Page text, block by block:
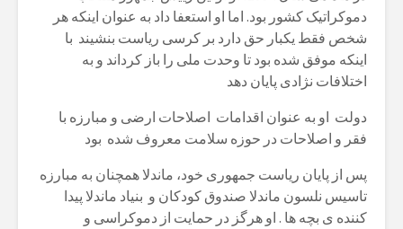
دموکراتیک کشور بود. اما او استعفا داد به عنوان اینکه هر
شخص فقط یکبار حق دارد بر کرسی ریاست بنشیند با
اینکه موفق شده بود تا وحدت ملی را باز کرداند و به
اختلافات نژادی پایان دهد
دولت او به عنوان اقدامات اصلاحات ارضی و مبارزه با
فقر و اصلاحات در حوزه سلامت معروف شده بود
پس از پایان ریاست جمهوری خود، ماندلا همچنان به مبارزه
تاسیس نلسون ماندلا صندوق کودکان و بنیاد ماندلا پیدا
کننده ی بچه ها . او هرگز در حمایت از دموکراسی و